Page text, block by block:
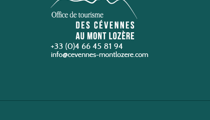
+33 (0)4 66 45 81 94